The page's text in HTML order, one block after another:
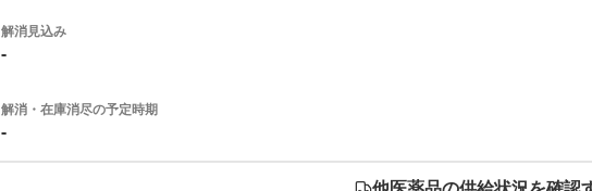
解消見込み
-
解消・在庫消尽の予定時期
-